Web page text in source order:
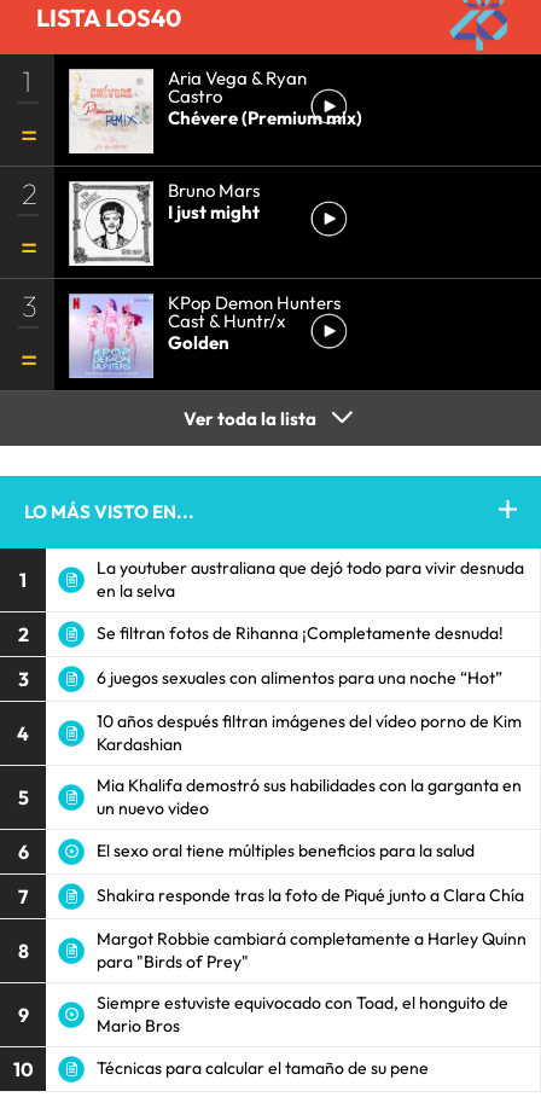
LISTA LOS40
1 Aria Vega & Ryan
Castro
Chévere (Premium mix)
2
Bruno Mars
I just might
3 KPop Demon Hunters
Cast & Huntr/x
Golden
Ver toda la lista
LO MÁS VISTO EN...
1
La youtuber australiana que dejó todo para vivir desnuda
en la selva
2 Se filtran fotos de Rihanna ¡Completamente desnuda!
3 6 juegos sexuales con alimentos para una noche “Hot”
4
10 años después filtran imágenes del vídeo porno de Kim
Kardashian
5
Mia Khalifa demostró sus habilidades con la garganta en
un nuevo video
6 El sexo oral tiene múltiples beneficios para la salud
7 Shakira responde tras la foto de Piqué junto a Clara Chía
8
Margot Robbie cambiará completamente a Harley Quinn
para "Birds of Prey"
9
Siempre estuviste equivocado con Toad, el honguito de
Mario Bros
10 Técnicas para calcular el tamaño de su pene